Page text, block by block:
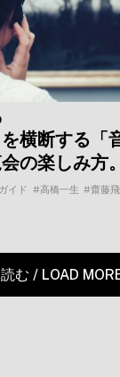
横断する「
の楽しみ方。
イド #高橋一生 #齋藤
む / LOAD